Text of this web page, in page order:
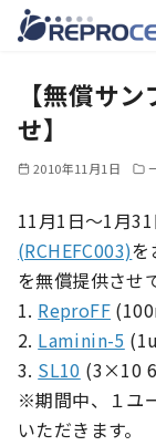
【無償サ
せ】
2010年11月1日
11月1日～1月31
(RCHEFC003)を
を無償提供させ
1. ReproFF
2. Laminin-5
3. SL10 (3×10
※期間中、１ユ
いただきます。